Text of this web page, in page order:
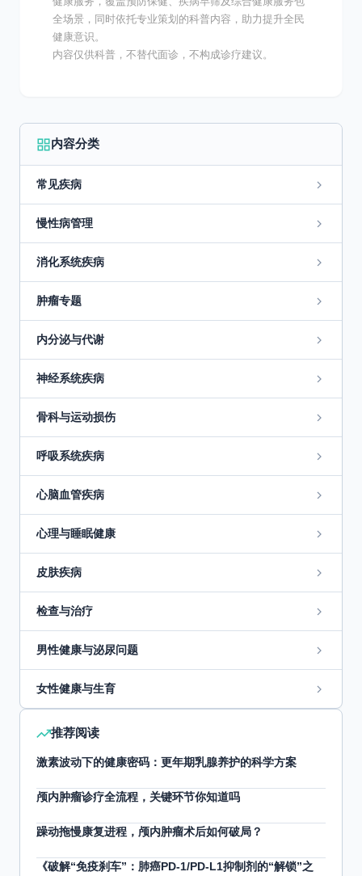
全场景，同时依托专业策划的科普内容，助力提升全民
健康意识。
内容仅供科普，不替代面诊，不构成诊疗建议。
内容分类
常见疾病
慢性病管理
消化系统疾病
肿瘤专题
内分泌与代谢
神经系统疾病
骨科与运动损伤
呼吸系统疾病
心脑血管疾病
心理与睡眠健康
皮肤疾病
检查与治疗
男性健康与泌尿问题
女性健康与生育
推荐阅读
激素波动下的健康密码：更年期乳腺养护的科学方案
颅内肿瘤诊疗全流程，关键环节你知道吗
躁动拖慢康复进程，颅内肿瘤术后如何破局？
《破解“免疫刹车”：肺癌PD-1/PD-L1抑制剂的“解锁”之